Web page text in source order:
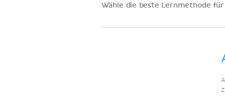
Wähle die beste Lernmethode für